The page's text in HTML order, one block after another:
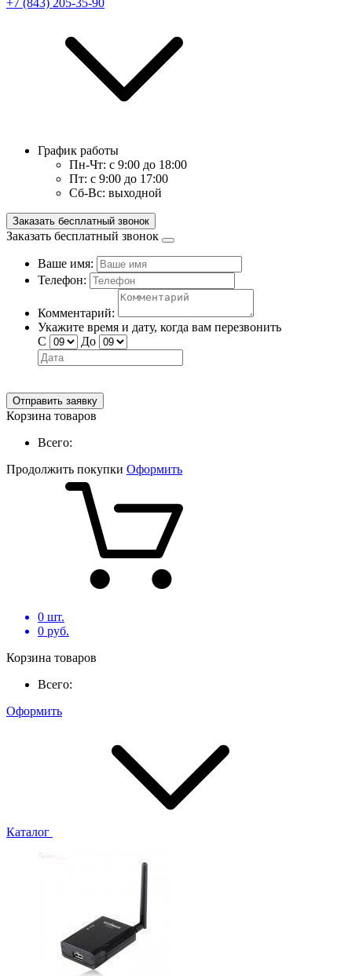
+7 (843) 205-35-90
График работы
Пн-Чт: с 9:00 до 18:00
Пт: с 9:00 до 17:00
Сб-Вс: выходной
Заказать бесплатный звонок
Заказать бесплатный звонок
Ваше имя:
Телефон:
Комментарий:
Укажите время и дату, когда вам перезвонить
С
До
Отправить заявку
Корзина товаров
Всего:
Продолжить покупки Оформить
0 шт.
0 руб.
Корзина товаров
Всего:
Оформить
Каталог